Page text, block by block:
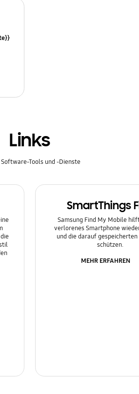
Links
Tools und -Dienste
SmartThings
Samsung Find My Mobile
verlorenes Smartphone
und die darauf
schützen.
MEHR ERFAHREN